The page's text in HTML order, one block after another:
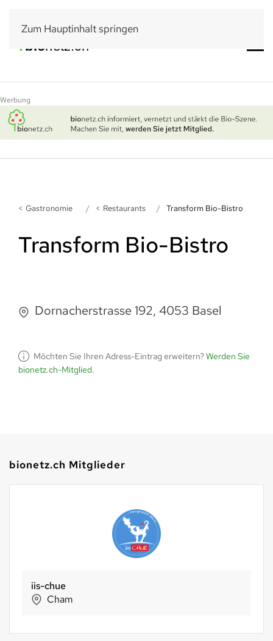
Zum Hauptinhalt springen
Werbung
Gastronomie Restaurants Transform Bio-Bistro
Transform Bio-Bistro
Dornacherstrasse 192, 4053 Basel
Möchten Sie Ihren Adress-Eintrag erweitern?Werden Sie
bionetz.ch-Mitglied.
bionetz.ch Mitglieder
iis-chue
Cham